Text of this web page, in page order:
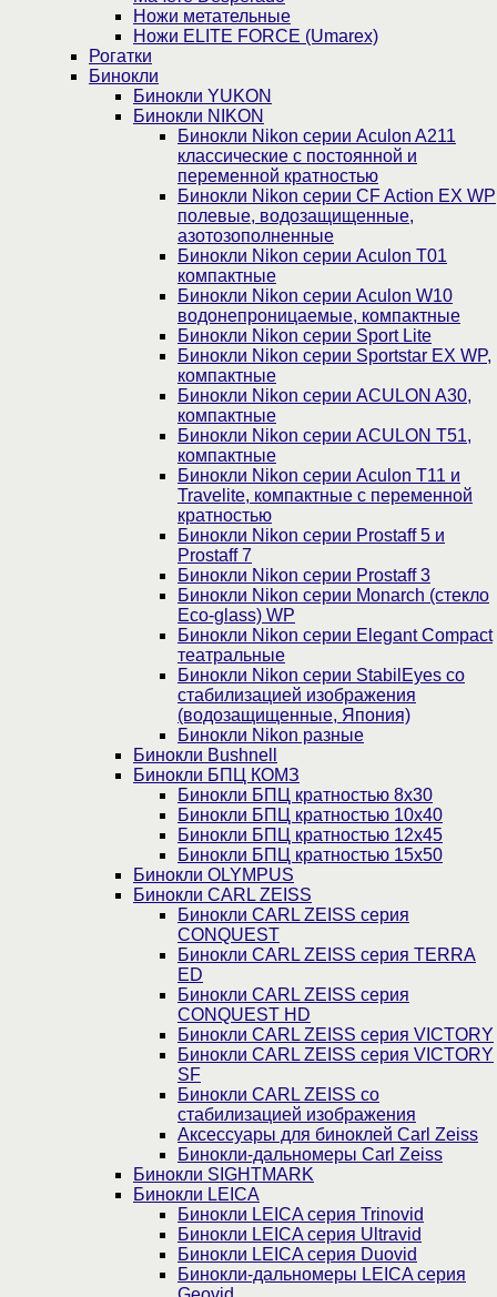
Ножи метательные
Ножи ELITE FORCE (Umarex)
Рогатки
Бинокли
Бинокли YUKON
Бинокли NIKON
Бинокли Nikon серии Aculon A211
классические с постоянной и
переменной кратностью
Бинокли Nikon серии СF Action EX WP
полевые, водозащищенные,
азотозополненные
Бинокли Nikon серии Aculon T01
компактные
Бинокли Nikon серии Aculon W10
водонепроницаемые, компактные
Бинокли Nikon серии Sport Lite
Бинокли Nikon серии Sportstar EX WP,
компактные
Бинокли Nikon серии ACULON A30,
компактные
Бинокли Nikon серии ACULON Т51,
компактные
Бинокли Nikon серии Aculon T11 и
Travelite, компактные с переменной
кратностью
Бинокли Nikon серии Prostaff 5 и
Prostaff 7
Бинокли Nikon серии Prostaff 3
Бинокли Nikon серии Monarch (стекло
Eco-glass) WP
Бинокли Nikon серии Elegant Compact
театральные
Бинокли Nikon серии StabilEyes со
стабилизацией изображения
(водозащищенные, Япония)
Бинокли Nikon разные
Бинокли Bushnell
Бинокли БПЦ КОМЗ
Бинокли БПЦ кратностью 8х30
Бинокли БПЦ кратностью 10х40
Бинокли БПЦ кратностью 12х45
Бинокли БПЦ кратностью 15х50
Бинокли OLYMPUS
Бинокли CARL ZEISS
Бинокли CARL ZEISS серия
CONQUEST
Бинокли CARL ZEISS серия TERRA
ED
Бинокли CARL ZEISS серия
CONQUEST HD
Бинокли CARL ZEISS серия VICTORY
Бинокли CARL ZEISS серия VICTORY
SF
Бинокли CARL ZEISS со
стабилизацией изображения
Аксессуары для биноклей Carl Zeiss
Бинокли-дальномеры Carl Zeiss
Бинокли SIGHTMARK
Бинокли LEICA
Бинокли LEICA серия Trinovid
Бинокли LEICA серия Ultravid
Бинокли LEICA серия Duovid
Бинокли-дальномеры LEICA серия